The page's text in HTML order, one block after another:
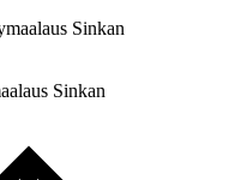
Sinkan